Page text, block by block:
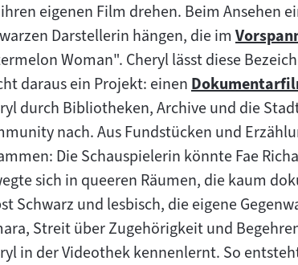
eigenen Film drehen. Beim Ansehen
Darstellerin hängen, die im Zum
Inhalt:
Woman". Cheryl lässt diese
daraus ein Projekt: einenZum
Inhalt:
durch Bibliotheken, Archive und die
nach. Aus Fundstücken und
Die Schauspielerin könnte Fae
sich in queeren Räumen, die kaum
Schwarz und lesbisch, die eigene
Streit über Zugehörigkeit und
in der Videothek kennenlernt. So